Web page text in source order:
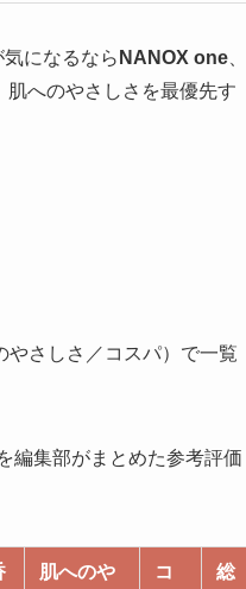
気になるなら NANOX one
へのやさしさを最優先す
やさしさ／コスパ）で一覧
編集部がまとめた参考評価
肌へのや
コ
総